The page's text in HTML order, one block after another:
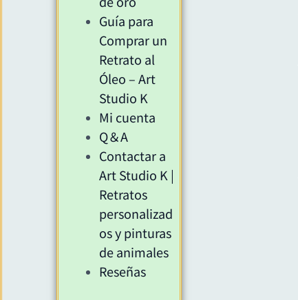
Guía para
Comprar un
Retrato al
Óleo – Art
Studio K
Mi cuenta
Q＆A
Contactar a
Art Studio K |
Retratos
personalizad
os y pinturas
de animales
Reseñas